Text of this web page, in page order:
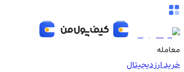
معامله
خرید ارز دیجیتال